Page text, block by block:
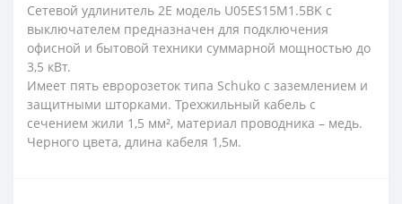
Сетевой удлинитель 2E модель U05ES15M1.5BK с
выключателем предназначен для подключения
офисной и бытовой техники суммарной мощностью до
3,5 кВт.
Имеет пять евророзеток типа Schuko с заземлением и
защитными шторками. Трехжильный кабель с
сечением жили 1,5 мм², материал проводника – медь.
Черного цвета, длина кабеля 1,5м.